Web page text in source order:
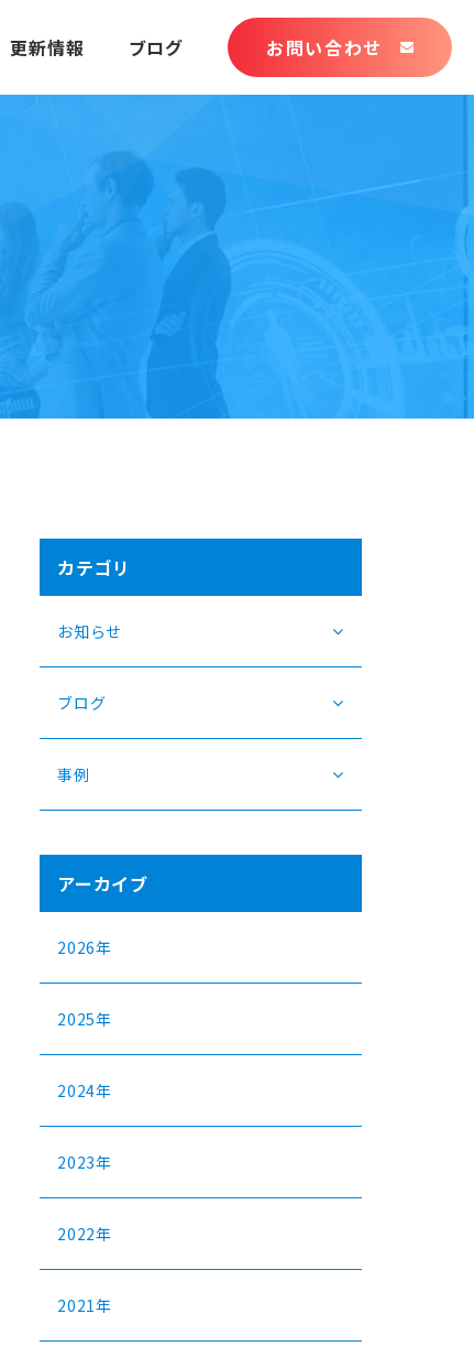
更新情報 ブログ お問い合わせ
カテゴリ
お知らせ
ブログ
事例
アーカイブ
2026年
2025年
2024年
2023年
2022年
2021年